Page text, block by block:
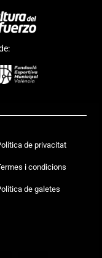
de privacitat
i condicions
de galetes